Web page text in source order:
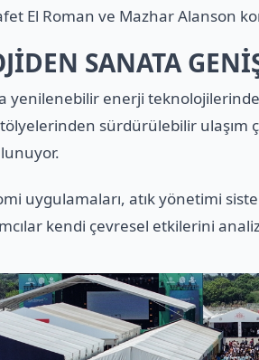
El Roman ve Mazhar Alanson
SANATA
yenilenebilir enerji
sürdürülebilir ulaşım
uygulamaları, atık yönetimi
kendi çevresel etkilerini